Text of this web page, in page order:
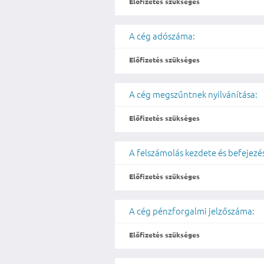
A cég adószáma:
Előfizetés szükséges
A cég megszűntnek nyilvánítása:
Előfizetés szükséges
A felszámolás kezdete és
Előfizetés szükséges
A cég pénzforgalmi jelzőszáma:
Előfizetés szükséges